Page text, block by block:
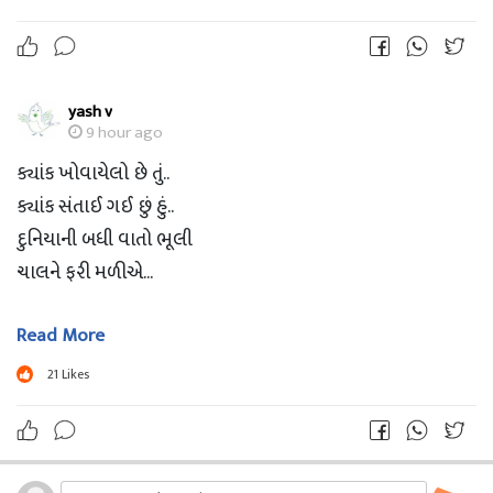
yash v
9 hour ago
ક્યાંક ખોવાયેલો છે તું..
ક્યાંક સંતાઈ ગઈ છું હું..
દુનિયાની બધી વાતો ભૂલી
ચાલને ફરી મળીએ...
એકબીજાથી નજરો મેળવતા..
ધીરે ધીરે હાથ માં હાથ પકડતા..
ચાલને ફરી મળીએ...
Read More
21 Likes